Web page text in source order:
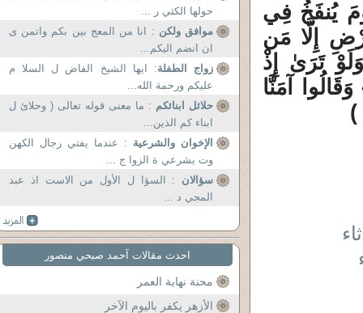
يُنفَخُ فِي
إِلَّا مَن
تَرَىٰ إِذْ
وَقَالُوا آمَنَّا
)
حولها الكثي ر ...
موافق ولكن : انا من المعج بين بكم واتمن ى
ان انضم اليكم...
زواج الطفلة: ايها الشيخ الفاض ل السلا م
عليكم ورحمة الله...
حلائل ابنائكم : ما معنى قوله تعالى ( وحلائ ل
ابناء كم الذين...
الإخوان والشرعية : عندما يفتي رجال الكهن
وت بشرعي ة الزوا ج ...
سؤالان : السؤا ل الأول من الاست اذ عبد
المجي د ...
احدث مقالات آحمد صبحي منصور
محنة نهاية العمر
الأزهر يكفر باليوم الآخر